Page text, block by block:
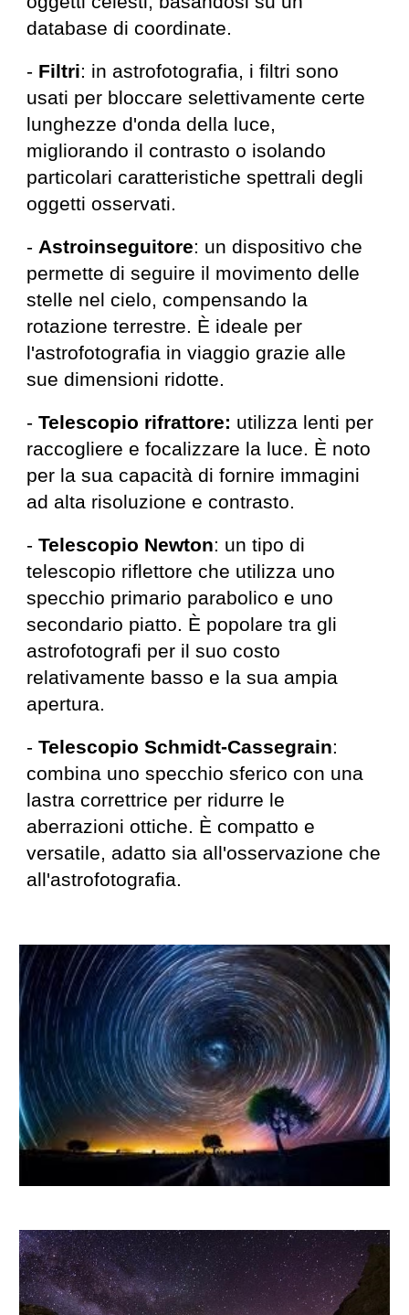
database di coordinate.
- Filtri: in astrofotografia, i filtri sono
usati per bloccare selettivamente certe
lunghezze d'onda della luce,
migliorando il contrasto o isolando
particolari caratteristiche spettrali degli
oggetti osservati.
-Astroinseguitore: un dispositivo che
permette di seguire il movimento delle
stelle nel cielo, compensando la
rotazione terrestre. È ideale per
l'astrofotografia in viaggio grazie alle
sue dimensioni ridotte.
-Telescopio rifrattore: utilizza lenti per
raccogliere e focalizzare la luce. È noto
per la sua capacità di fornire immagini
ad alta risoluzione e contrasto.
-Telescopio Newton: un tipo di
telescopio riflettore che utilizza uno
specchio primario parabolico e uno
secondario piatto. È popolare tra gli
astrofotografi per il suo costo
relativamente basso e la sua ampia
apertura.
-Telescopio Schmidt-Cassegrain:
combina uno specchio sferico con una
lastra correttrice per ridurre le
aberrazioni ottiche. È compatto e
versatile, adatto sia all'osservazione che
all'astrofotografia.